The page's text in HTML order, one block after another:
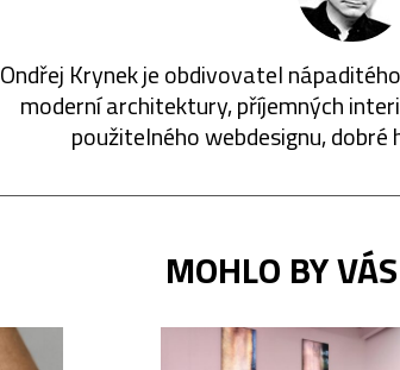
Ondřej Krynek je obdivovatel
moderní architektury, příjemných
použitelného webdesignu, dobré
MOHLO BY